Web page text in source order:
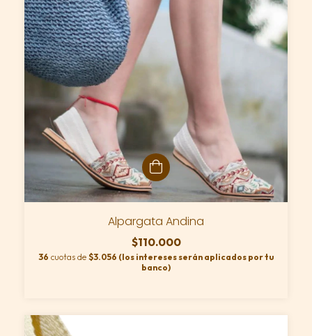
Alpargata Andina
$110.000
36 cuotas de $3.056 (los intereses serán aplicados por tu
banco)